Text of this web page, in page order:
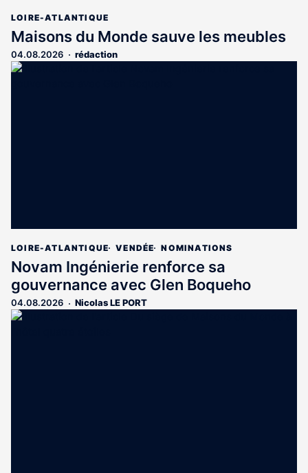
LOIRE-ATLANTIQUE
Maisons du Monde sauve les meubles
04.08.2026 rédaction
LOIRE-ATLANTIQUE VENDÉE NOMINATIONS
Novam Ingénierie renforce sa
gouvernance avec Glen Boqueho
04.08.2026 Nicolas LE PORT